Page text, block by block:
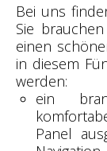
Bei uns
Sie
einen
in diesem
werden:
ein
Panel